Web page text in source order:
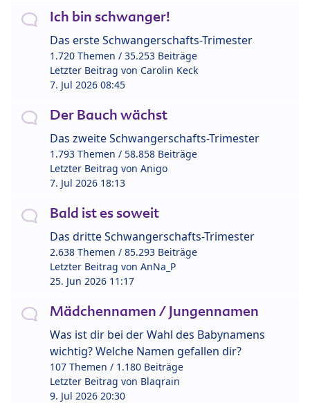
Ich bin schwanger!
Das erste Schwangerschafts-Trimester
1.720 Themen / 35.253 Beiträge
Letzter Beitrag von Carolin Keck
7. Jul 2026 08:45
Der Bauch wächst
Das zweite Schwangerschafts-Trimester
1.793 Themen / 58.858 Beiträge
Letzter Beitrag von Anigo
7. Jul 2026 18:13
Bald ist es soweit
Das dritte Schwangerschafts-Trimester
2.638 Themen / 85.293 Beiträge
Letzter Beitrag von AnNa_P
25. Jun 2026 11:17
Mädchennamen / Jungennamen
Was ist dir bei der Wahl des Babynamens
wichtig? Welche Namen gefallen dir?
107 Themen / 1.180 Beiträge
Letzter Beitrag von Blaqrain
9. Jul 2026 20:30